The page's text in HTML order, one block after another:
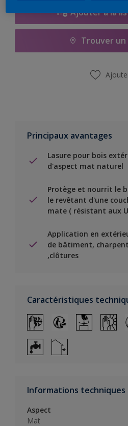
Ajouter à la
Trouver un
Principaux avantages
Lasure pour bois
d'aspect mat naturel
Protège et nourrit le
le revêtant d'une
mate ( résistant aux
Application en
de bâtiment,
,clôtures
Caractéristiques
Informations techniques
Aspect
Mat